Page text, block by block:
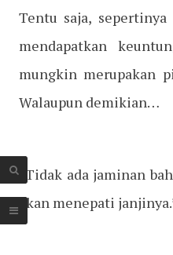
Tentu saja,
mendapatkan
mungkin merupakan
Walaupun demikian…
“Tidak ada jaminan
akan menepati